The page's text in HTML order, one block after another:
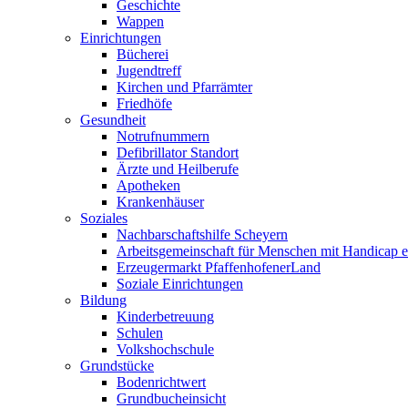
Geschichte
Wappen
Einrichtungen
Bücherei
Jugendtreff
Kirchen und Pfarrämter
Friedhöfe
Gesundheit
Notrufnummern
Defibrillator Standort
Ärzte und Heilberufe
Apotheken
Krankenhäuser
Soziales
Nachbarschaftshilfe Scheyern
Arbeitsgemeinschaft für Menschen mit Handicap
Erzeugermarkt PfaffenhofenerLand
Soziale Einrichtungen
Bildung
Kinderbetreuung
Schulen
Volkshochschule
Grundstücke
Bodenrichtwert
Grundbucheinsicht